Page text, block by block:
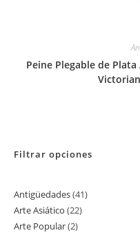
Peine Plegable de
Filtrar opciones
Antigüedades 4141
Arte Asiático 2222
Arte Popular 22